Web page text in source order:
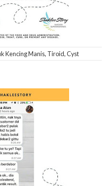
Kencing Manis, Tiroid, Cyst